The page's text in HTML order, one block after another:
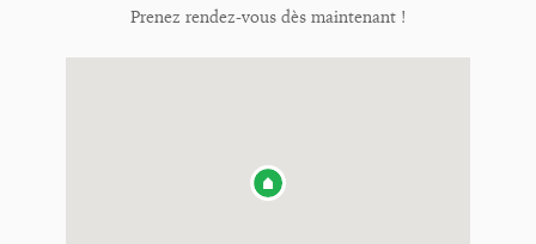
Prenez rendez-vous dès maintenant !